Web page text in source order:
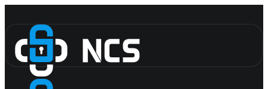
content